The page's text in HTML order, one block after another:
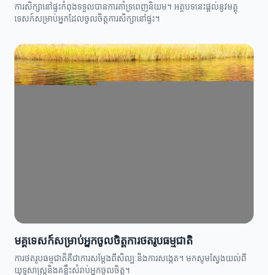
ការសិក្សានៅផ្ទះកំពុងទទួលបានការគាំទ្រពេញនិយម។ អត្ថបទនេះផ្តល់នូវមគ្គុ
ទេសក៍សម្រាប់អ្នកដែលចូលចិត្តការសិក្សានៅផ្ទះ។
មគ្គុទេសក៍សម្រាប់អ្នកចូលចិត្តការថតរូបធម្មជាតិ
ការថតរូបធម្មជាតិគឺជាការសម្ដែងពីសិល្បៈនិងការសង្កេត។ មកសូមស្វែងយល់ពី
យុទ្ធសាស្ត្រនិងគន្លឹះសំរាប់អ្នកចូលចិត្ត។